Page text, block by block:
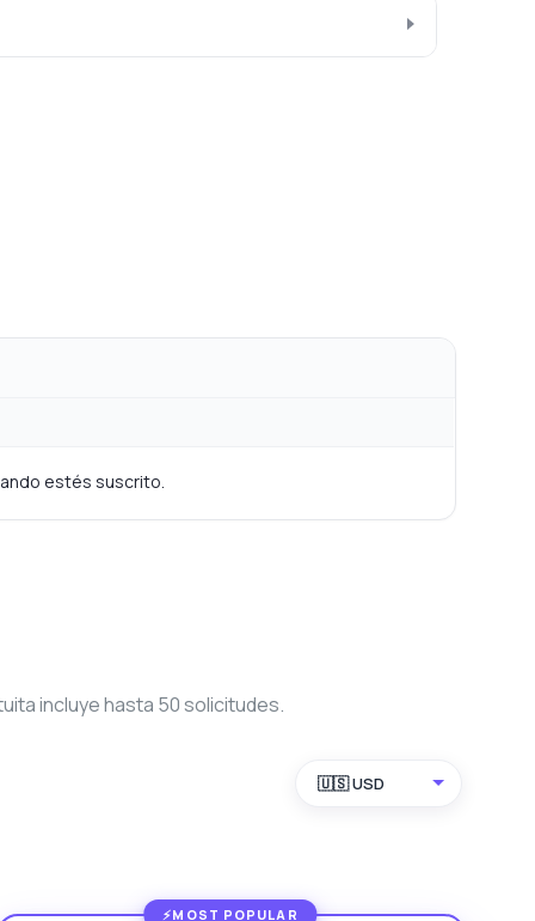
estés suscrito.
incluye hasta 50 solicitudes.
🇺🇸 USD